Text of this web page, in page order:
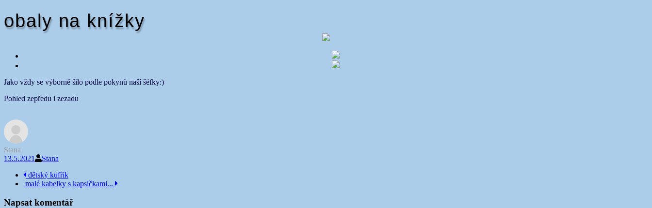
obaly na knížky
Jako vždy se výborně šilo podle pokynů naší šéfky:)
Pohled zepředu i zezadu
Stana
13.5.2021
Stana
Navigace
příspěvku
dětský kufřík
malé kabelky s kapsičkami...
Napsat komentář